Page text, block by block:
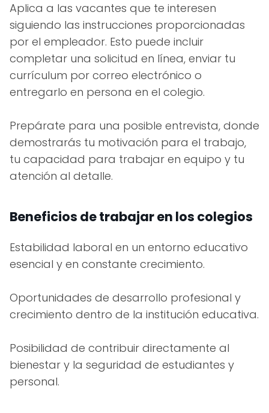
Aplica a las vacantes que te interesen
siguiendo las instrucciones proporcionadas
por el empleador. Esto puede incluir
completar una solicitud en línea, enviar tu
currículum por correo electrónico o
entregarlo en persona en el colegio.
Prepárate para una posible entrevista, donde
demostrarás tu motivación para el trabajo,
tu capacidad para trabajar en equipo y tu
atención al detalle.
Beneficios de trabajar en los colegios
Estabilidad laboral en un entorno educativo
esencial y en constante crecimiento.
Oportunidades de desarrollo profesional y
crecimiento dentro de la institución educativa.
Posibilidad de contribuir directamente al
bienestar y la seguridad de estudiantes y
personal.